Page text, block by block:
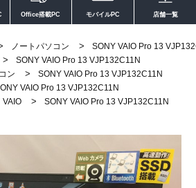
Office搭載PC モバイルPC 店舗一覧
ノートパソコン >
SONY VAIO Pro 13
>
SONY VAIO Pro 13 VJP132C11N
ン >
SONY VAIO Pro 13 VJP132C11N
VAIO Pro 13 VJP132C11N
VAIO > SONY VAIO Pro 13 VJP132C11N